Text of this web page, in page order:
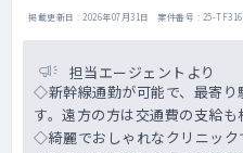
掲載更新日 : 2026年07月31日 案件番号 : 25-
担当エージェントより
◇新幹線通勤が可能で、最寄り
す。遠方の方は交通費の支給も
◇綺麗でおしゃれなクリニック